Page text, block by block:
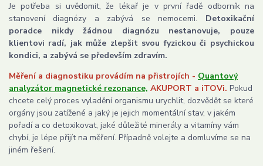
Je potřeba si uvědomit, že lékař je v první řadě odborník na
stanovení diagnózy a zabývá se nemocemi. Detoxikační
poradce nikdy žádnou diagnózu nestanovuje, pouze
klientovi radí, jak může zlepšit svou fyzickou či psychickou
kondici, a zabývá se především zdravím.
Měření a diagnostiku provádím na přistrojích - Quantový
analyzátor magnetické rezonance, AKUPORT a iTOVi. Pokud
chcete celý proces vyladění organismu urychlit, dozvědět se které
orgány jsou zatížené a jaký je jejich momentální stav, v jakém
pořadí a co detoxikovat, jaké důležité minerály a vitamíny vám
chybí, je lépe přijít na měření. Případně volejte a domluvíme se na
jiném řešení.